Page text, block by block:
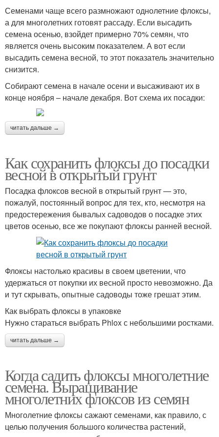
Семенами чаще всего размножают однолетние флоксы,
а для многолетних готовят рассаду. Если высадить
семена осенью, взойдет примерно 70% семян, что
является очень высоким показателем. А вот если
высадить семена весной, то этот показатель значительно
снизится.
Собирают семена в начале осени и высаживают их в
конце ноября – начале декабря. Вот схема их посадки:
читать дальше →
Как сохранить флоксы до посадки
весной в открытый грунт
Посадка флоксов весной в открытый грунт — это,
пожалуй, постоянный вопрос для тех, кто, несмотря на
предостережения бывалых садоводов о посадке этих
цветов осенью, все же покупают флоксы ранней весной.
Флоксы настолько красивы в своем цветении, что
удержаться от покупки их весной просто невозможно. Да
и тут скрывать, опытные садоводы тоже грешат этим.
Как выбрать флоксы в упаковке
Нужно стараться выбрать Phlox с небольшими ростками.
читать дальше →
Когда садить флоксы многолетние
семена. Выращивание
многолетних флоксов из семян
Многолетние флоксы сажают семенами, как правило, с
целью получения большого количества растений,